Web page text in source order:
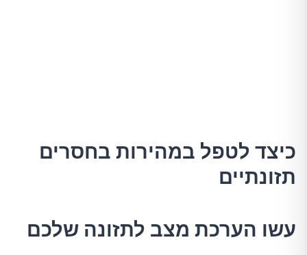
כיצד לטפל במהירות בחסרים
תזונתיים
עשו הערכת מצב לתזונה שלכם